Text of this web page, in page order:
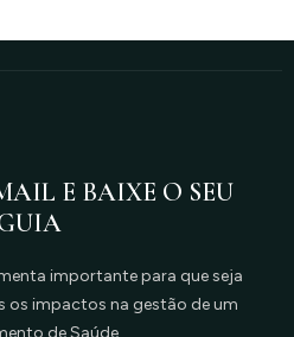
E BAIXE O SEU
importante para que seja
os impactos na gestão de um
de Saúde